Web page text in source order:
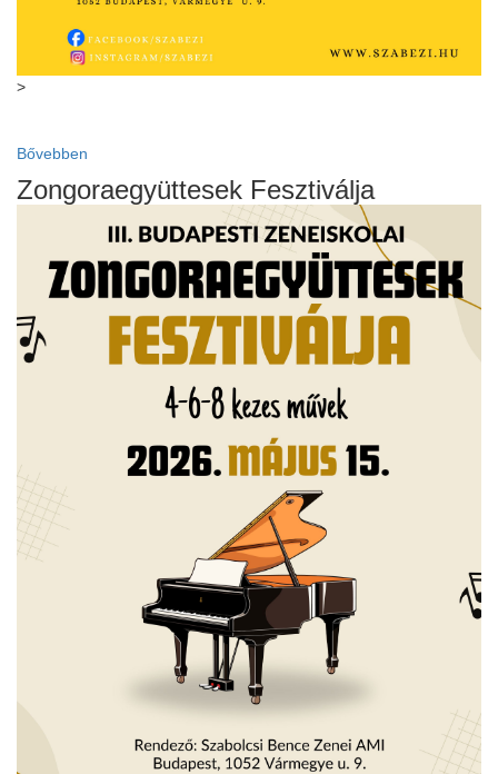
>
Bővebben
Zongoraegyüttesek Fesztiválja